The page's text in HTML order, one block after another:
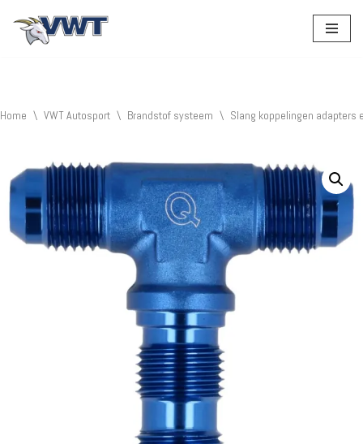
Home \ VWT Autosport \ Brandstof systeem \ Slang koppelingen adapters